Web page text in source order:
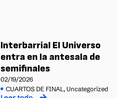
Interbarrial El Universo
entra en la antesala de
semifinales
02/19/2026
CUARTOS DE FINAL ,Uncategorized